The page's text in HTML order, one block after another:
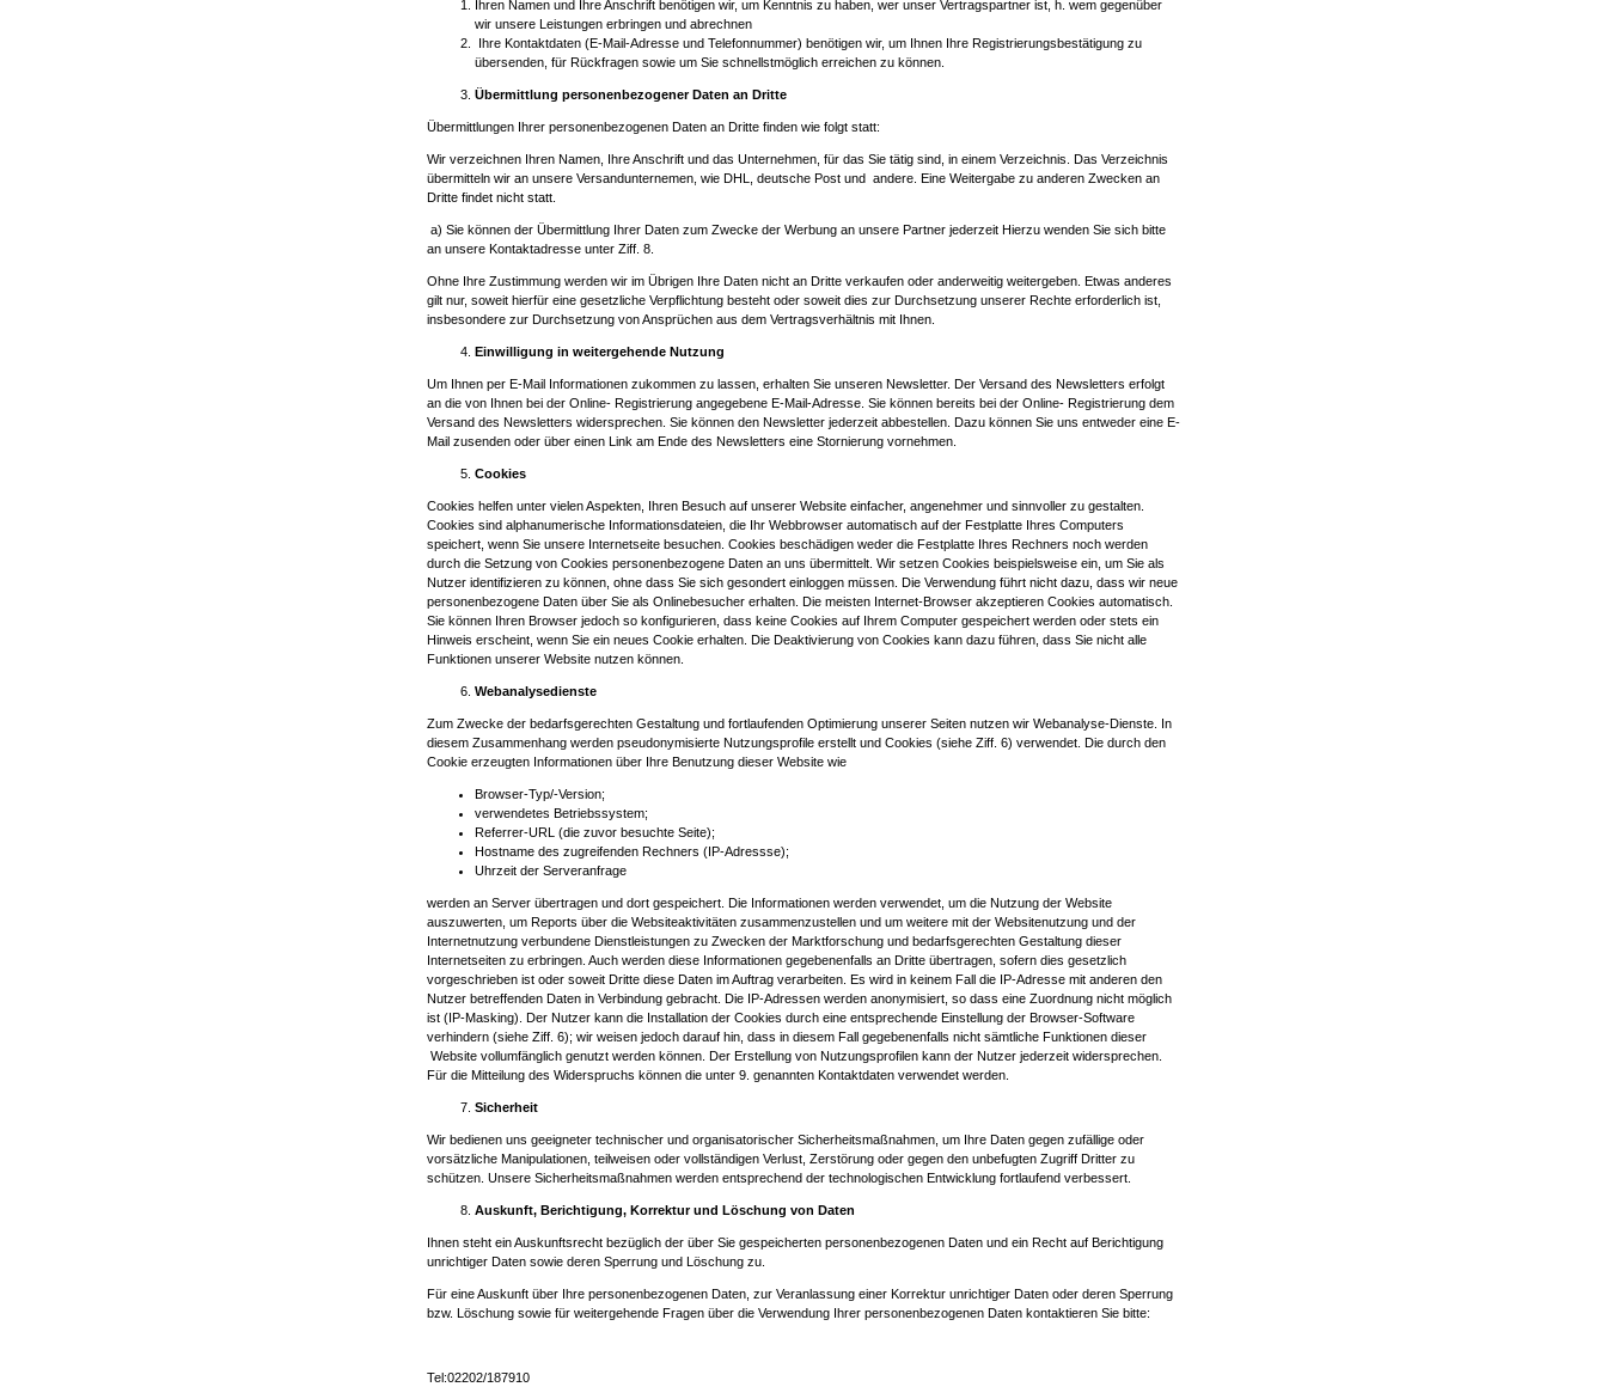
Ihren Namen und Ihre Anschrift benötigen wir, um Kenntnis zu haben, wer unser Vertragspartner ist, h. wem gegenüber
wir unsere Leistungen erbringen und abrechnen
Ihre Kontaktdaten (E-Mail-Adresse und Telefonnummer) benötigen wir, um Ihnen Ihre Registrierungsbestätigung zu
übersenden, für Rückfragen sowie um Sie schnellstmöglich erreichen zu können.
Übermittlung personenbezogener Daten an Dritte
Übermittlungen Ihrer personenbezogenen Daten an Dritte finden wie folgt statt:
Wir verzeichnen Ihren Namen, Ihre Anschrift und das Unternehmen, für das Sie tätig sind, in einem Verzeichnis. Das Verzeichnis
übermitteln wir an unsere Versandunternemen, wie DHL, deutsche Post und andere. Eine Weitergabe zu anderen Zwecken an
Dritte findet nicht statt.
a) Sie können der Übermittlung Ihrer Daten zum Zwecke der Werbung an unsere Partner jederzeit Hierzu wenden Sie sich bitte
an unsere Kontaktadresse unter Ziff. 8.
Ohne Ihre Zustimmung werden wir im Übrigen Ihre Daten nicht an Dritte verkaufen oder anderweitig weitergeben. Etwas anderes
gilt nur, soweit hierfür eine gesetzliche Verpflichtung besteht oder soweit dies zur Durchsetzung unserer Rechte erforderlich ist,
insbesondere zur Durchsetzung von Ansprüchen aus dem Vertragsverhältnis mit Ihnen.
Einwilligung in weitergehende Nutzung
Um Ihnen per E-Mail Informationen zukommen zu lassen, erhalten Sie unseren Newsletter. Der Versand des Newsletters erfolgt
an die von Ihnen bei der Online- Registrierung angegebene E-Mail-Adresse. Sie können bereits bei der Online- Registrierung dem
Versand des Newsletters widersprechen. Sie können den Newsletter jederzeit abbestellen. Dazu können Sie uns entweder eine E-
Mail zusenden oder über einen Link am Ende des Newsletters eine Stornierung vornehmen.
Cookies
Cookies helfen unter vielen Aspekten, Ihren Besuch auf unserer Website einfacher, angenehmer und sinnvoller zu gestalten.
Cookies sind alphanumerische Informationsdateien, die Ihr Webbrowser automatisch auf der Festplatte Ihres Computers
speichert, wenn Sie unsere Internetseite besuchen. Cookies beschädigen weder die Festplatte Ihres Rechners noch werden
durch die Setzung von Cookies personenbezogene Daten an uns übermittelt. Wir setzen Cookies beispielsweise ein, um Sie als
Nutzer identifizieren zu können, ohne dass Sie sich gesondert einloggen müssen. Die Verwendung führt nicht dazu, dass wir neue
personenbezogene Daten über Sie als Onlinebesucher erhalten. Die meisten Internet-Browser akzeptieren Cookies automatisch.
Sie können Ihren Browser jedoch so konfigurieren, dass keine Cookies auf Ihrem Computer gespeichert werden oder stets ein
Hinweis erscheint, wenn Sie ein neues Cookie erhalten. Die Deaktivierung von Cookies kann dazu führen, dass Sie nicht alle
Funktionen unserer Website nutzen können.
Webanalysedienste
Zum Zwecke der bedarfsgerechten Gestaltung und fortlaufenden Optimierung unserer Seiten nutzen wir Webanalyse-Dienste. In
diesem Zusammenhang werden pseudonymisierte Nutzungsprofile erstellt und Cookies (siehe Ziff. 6) verwendet. Die durch den
Cookie erzeugten Informationen über Ihre Benutzung dieser Website wie
Browser-Typ/-Version;
verwendetes Betriebssystem;
Referrer-URL (die zuvor besuchte Seite);
Hostname des zugreifenden Rechners (IP-Adressse);
Uhrzeit der Serveranfrage
werden an Server übertragen und dort gespeichert. Die Informationen werden verwendet, um die Nutzung der Website
auszuwerten, um Reports über die Websiteaktivitäten zusammenzustellen und um weitere mit der Websitenutzung und der
Internetnutzung verbundene Dienstleistungen zu Zwecken der Marktforschung und bedarfsgerechten Gestaltung dieser
Internetseiten zu erbringen. Auch werden diese Informationen gegebenenfalls an Dritte übertragen, sofern dies gesetzlich
vorgeschrieben ist oder soweit Dritte diese Daten im Auftrag verarbeiten. Es wird in keinem Fall die IP-Adresse mit anderen den
Nutzer betreffenden Daten in Verbindung gebracht. Die IP-Adressen werden anonymisiert, so dass eine Zuordnung nicht möglich
ist (IP-Masking). Der Nutzer kann die Installation der Cookies durch eine entsprechende Einstellung der Browser-Software
verhindern (siehe Ziff. 6); wir weisen jedoch darauf hin, dass in diesem Fall gegebenenfalls nicht sämtliche Funktionen dieser
Website vollumfänglich genutzt werden können. Der Erstellung von Nutzungsprofilen kann der Nutzer jederzeit widersprechen.
Für die Mitteilung des Widerspruchs können die unter 9. genannten Kontaktdaten verwendet werden.
Sicherheit
Wir bedienen uns geeigneter technischer und organisatorischer Sicherheitsmaßnahmen, um Ihre Daten gegen zufällige oder
vorsätzliche Manipulationen, teilweisen oder vollständigen Verlust, Zerstörung oder gegen den unbefugten Zugriff Dritter zu
schützen. Unsere Sicherheitsmaßnahmen werden entsprechend der technologischen Entwicklung fortlaufend verbessert.
Auskunft, Berichtigung, Korrektur und Löschung von Daten
Ihnen steht ein Auskunftsrecht bezüglich der über Sie gespeicherten personenbezogenen Daten und ein Recht auf Berichtigung
unrichtiger Daten sowie deren Sperrung und Löschung zu.
Für eine Auskunft über Ihre personenbezogenen Daten, zur Veranlassung einer Korrektur unrichtiger Daten oder deren Sperrung
bzw. Löschung sowie für weitergehende Fragen über die Verwendung Ihrer personenbezogenen Daten kontaktieren Sie bitte:
Tel:02202/187910